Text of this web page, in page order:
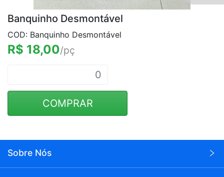
Banquinho Desmontável
COD: Banquinho Desmontável
R$ 18,00/pç
COMPRAR
Sobre Nós